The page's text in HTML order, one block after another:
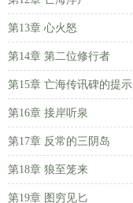
第13章 心火怒
第14章 第二位修行者
第15章 亡海传讯碑的提示
第16章 接岸听泉
第17章 反常的三阴岛
第18章 狼至笼来
第19章 图穷见匕